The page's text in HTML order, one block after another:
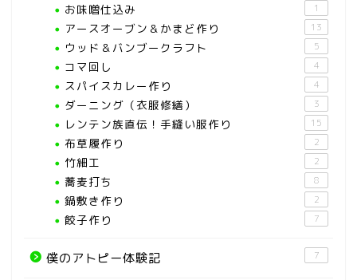
お味噌仕込み 1
アースオーブン＆かまど作り 13
ウッド＆バンブークラフト 5
コマ回し 4
スパイスカレー作り 4
ダーニング（衣服修繕） 3
レンテン族直伝！手縫い服作り 15
布草履作り 2
竹細工 2
蕎麦打ち 8
鍋敷き作り 2
餃子作り 7
僕のアトピー体験記 7